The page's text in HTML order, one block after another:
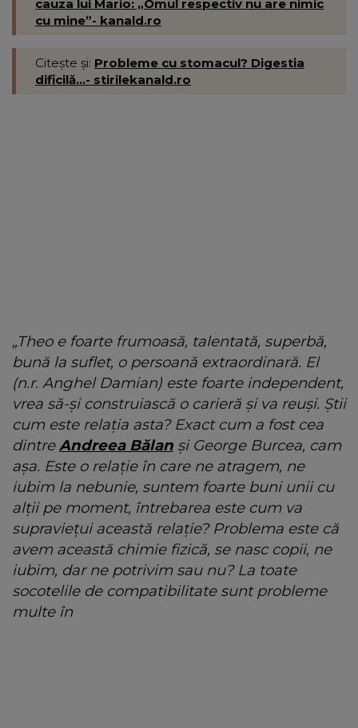
cauza lui Mario: „Omul respectiv nu are nimic
cu mine”- kanald.ro
Citește și: Probleme cu stomacul? Digestia
dificilă...- stirilekanald.ro
„Theo e foarte frumoasă, talentată, superbă,
bună la suflet, o persoană extraordinară. El
(n.r. Anghel Damian) este foarte independent,
vrea să-și construiască o carieră și va reuși. Știi
cum este relația asta? Exact cum a fost cea
dintreAndreea Bălan și George Burcea, cam
așa. Este o relație în care ne atragem, ne
iubim la nebunie, suntem foarte buni unii cu
alții pe moment, întrebarea este cum va
supraviețui această relație? Problema este că
avem această chimie fizică, se nasc copii, ne
iubim, dar ne potrivim sau nu? La toate
socotelile de compatibilitate sunt probleme
multe în